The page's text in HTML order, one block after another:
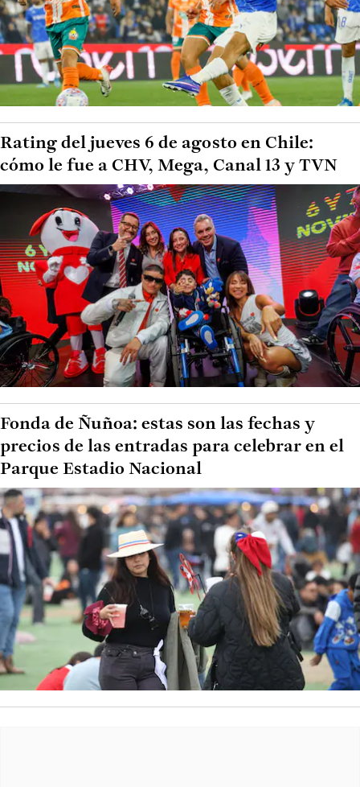
Rating del jueves 6 de agosto en Chile:
cómo le fue a CHV, Mega, Canal 13 y TVN
Fonda de Ñuñoa: estas son las fechas y
precios de las entradas para celebrar en el
Parque Estadio Nacional